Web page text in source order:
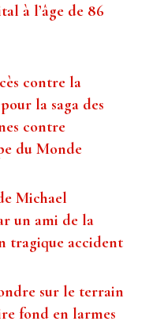
à l’âge de 86
contre la
la saga des
contre
du Monde
Michael
un ami de la
tragique accident
sur le terrain
fond en larmes